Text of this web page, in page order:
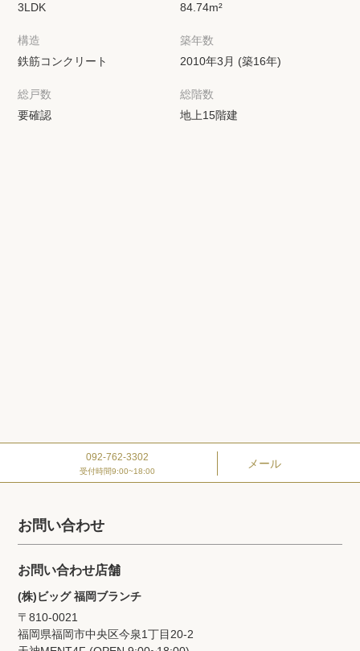
3LDK
84.74m²
構造
鉄筋コンクリート
築年数
2010年3月 (築16年)
総戸数
要確認
総階数
地上15階建
092-762-3302
受付時間9:00~18:00
メール
お問い合わせ
お問い合わせ店舗
(株)ビッグ 福岡ブランチ
〒810-0021
福岡県福岡市中央区今泉1丁目20‐2